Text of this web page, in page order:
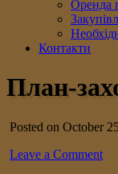
Оренда
Контакти
План-
Posted on October
Leave a Comment